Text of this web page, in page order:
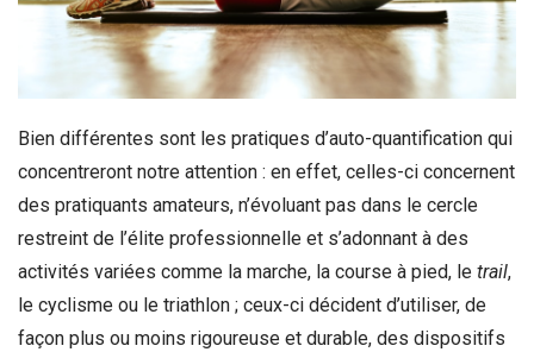
Bien différentes sont les pratiques d’auto-quantification qui
concentreront notre attention : en effet, celles-ci concernent
des pratiquants amateurs, n’évoluant pas dans le cercle
restreint de l’élite professionnelle et s’adonnant à des
activités variées comme la marche, la course à pied, le trail,
le cyclisme ou le triathlon ; ceux-ci décident d’utiliser, de
façon plus ou moins rigoureuse et durable, des dispositifs